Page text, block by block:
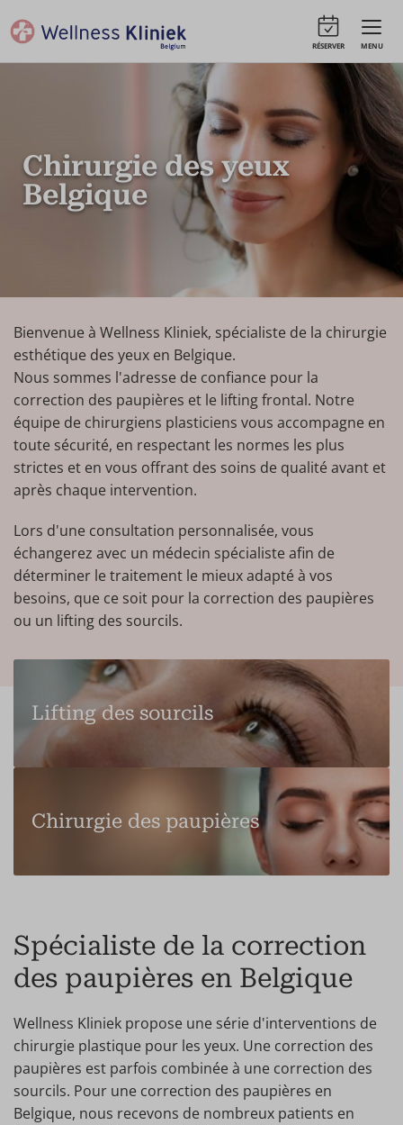
MENU
RÉSERVER
Chirurgie des yeux
Belgique
Bienvenue à Wellness Kliniek, spécialiste de la chirurgie
esthétique des yeux en Belgique.
Nous sommes l'adresse de confiance pour la
correction des paupières et le lifting frontal. Notre
équipe de chirurgiens plasticiens vous accompagne en
toute sécurité, en respectant les normes les plus
strictes et en vous offrant des soins de qualité avant et
après chaque intervention.
Lors d'une consultation personnalisée, vous
échangerez avec un médecin spécialiste afin de
déterminer le traitement le mieux adapté à vos
besoins, que ce soit pour la correction des paupières
ou un lifting des sourcils.
Lifting des sourcils
Chirurgie des paupières
Spécialiste de la correction
des paupières en Belgique
Wellness Kliniek propose une série d'interventions de
chirurgie plastique pour les yeux. Une correction des
paupières est parfois combinée à une correction des
sourcils. Pour une correction des paupières en
Belgique, nous recevons de nombreux patients en